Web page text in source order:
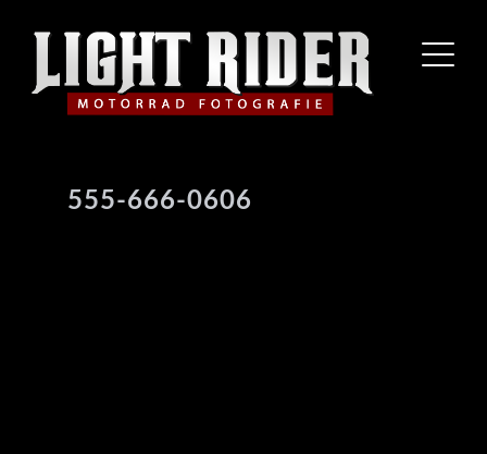
555-666-0606